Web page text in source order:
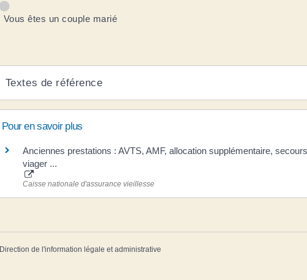
Vous êtes un couple marié
Textes de référence
Pour en savoir plus
Anciennes prestations : AVTS, AMF, allocation supplémentaire, secours
viager ...
Caisse nationale d'assurance vieillesse
Direction de l'information légale et administrative